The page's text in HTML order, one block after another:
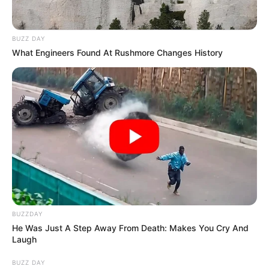
BUZZ DAY
What Engineers Found At Rushmore Changes History
BUZZDAY
He Was Just A Step Away From Death: Makes You Cry And
Laugh
BUZZ DAY